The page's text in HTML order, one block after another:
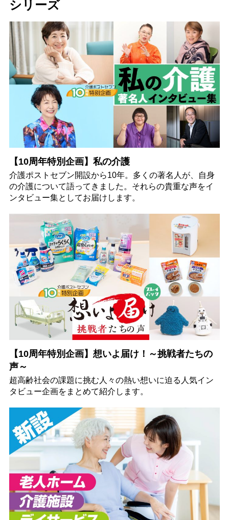
シリーズ
【10周年特別企画】私の介護
介護ポストセブン開設から10年。多くの著名人が、自身
の介護について語ってきました。それらの貴重な声をイ
ンタビュー集としてお届けします。
【10周年特別企画】想いよ届け！～挑戦者たちの
声～
超高齢社会の課題に挑む人々の熱い想いに迫る人気イン
タビュー企画をまとめて紹介します。